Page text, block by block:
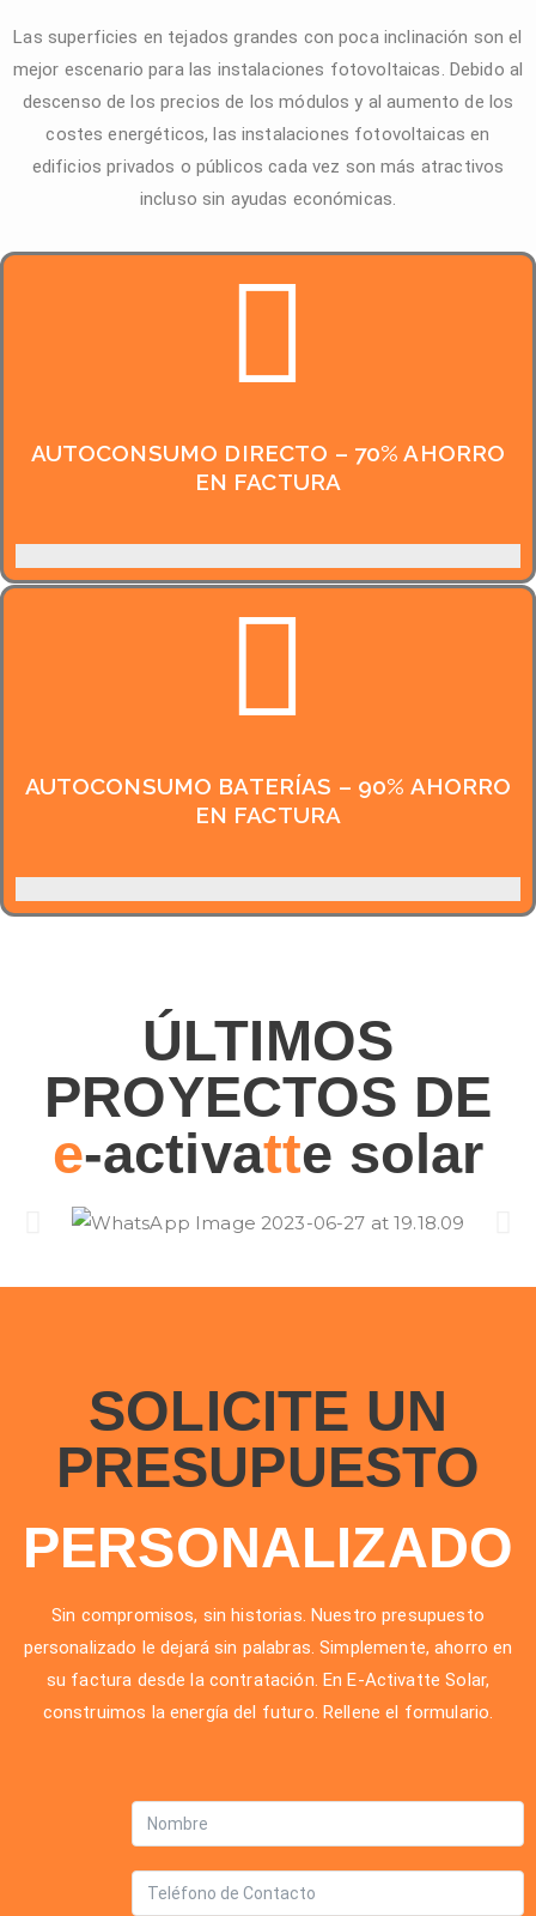
Las superficies en tejados grandes con poca inclinación son el
mejor escenario para las instalaciones fotovoltaicas. Debido al
descenso de los precios de los módulos y al aumento de los
costes energéticos, las instalaciones fotovoltaicas en
edificios privados o públicos cada vez son más atractivos
incluso sin ayudas económicas.
AUTOCONSUMO DIRECTO – 70% AHORRO
EN FACTURA
AUTOCONSUMO BATERÍAS – 90% AHORRO
EN FACTURA
ÚLTIMOS
PROYECTOS DE
e-activatte solar
SOLICITE UN
PRESUPUESTO
PERSONALIZADO
Sin compromisos, sin historias. Nuestro presupuesto
personalizado le dejará sin palabras. Simplemente, ahorro en
su factura desde la contratación. En E-Activatte Solar,
construimos la energía del futuro. Rellene el formulario.